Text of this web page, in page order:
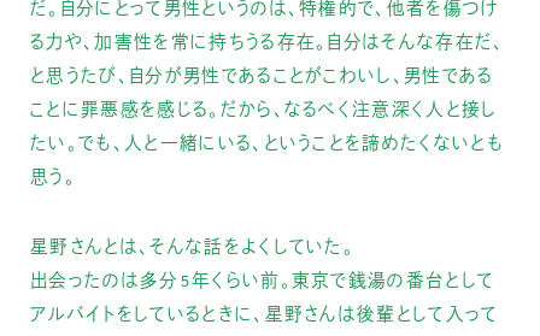
だ。自分にとって男性というのは、特権的で、他者を傷つけ
る力や、加害性を常に持ちうる存在。自分はそんな存在だ、
と思うたび、自分が男性であることがこわいし、男性である
ことに罪悪感を感じる。だから、なるべく注意深く人と接し
たい。でも、人と一緒にいる、ということを諦めたくないとも
思う。
星野さんとは、そんな話をよくしていた。
出会ったのは多分5年くらい前。東京で銭湯の番台として
アルバイトをしているときに、星野さんは後輩として入って